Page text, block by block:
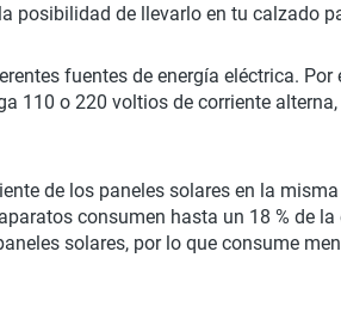
posibilidad de llevarlo en tu calzado
fuentes de energía eléctrica.
110 o 220 voltios de corriente
de los paneles solares en la
consumen hasta un 18 % de la
solares, por lo que consume